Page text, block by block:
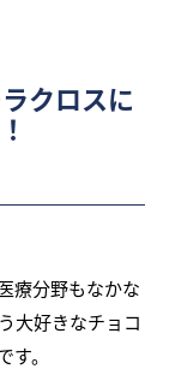
クロスに
療分野もなかな
大好きなチョコ
。